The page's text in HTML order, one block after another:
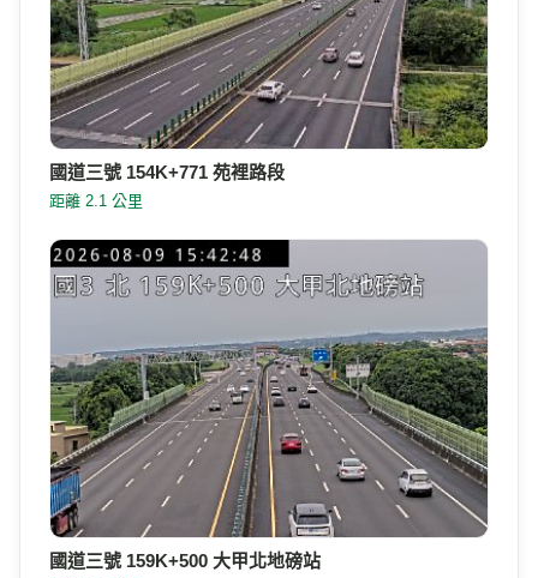
國道三號 154K+771 苑裡路段
距離 2.1 公里
國道三號 159K+500 大甲北地磅站